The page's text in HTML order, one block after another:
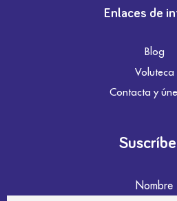
Enlaces de
Blog
Voluteca
Contacta y
Nombre